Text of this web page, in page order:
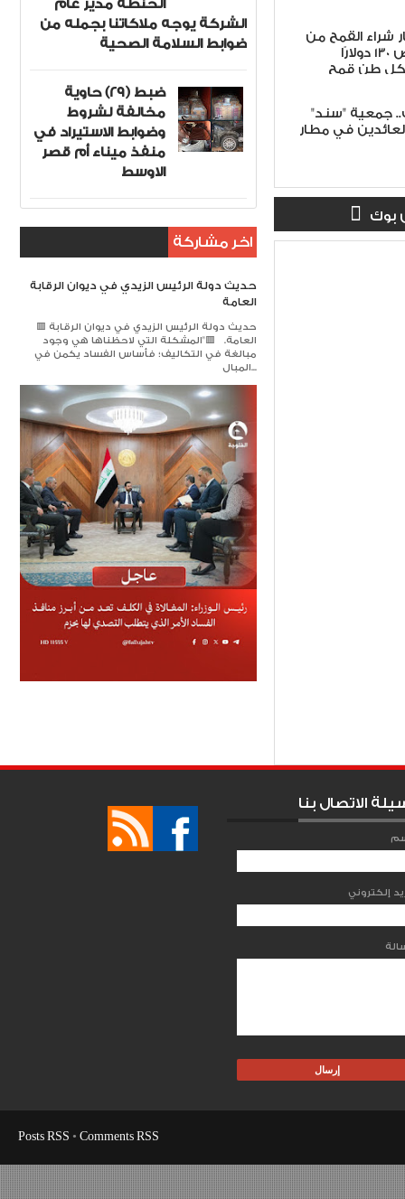
شراء القمح من
المزارعين تخصيص 130 دولارًا
طن قمح
جمعية "سند"
في مطار
بوك
الشركة يوجه ملاكاتنا بجمله من
ضوابط السلامة الصحية
ضبط (29) حاوية
مخالفة لشروط
وضوابط الاستيراد في
منفذ ميناء أم قصر
الاوسط
اخر مشاركة
حديث دولة الرئيس الزيدي في ديوان الرقابة
العامة
🟥 حديث دولة الرئيس الزيدي في ديوان الرقابة
العامة. 🟥​"المشكلة التي لاحظناها هي وجود
مبالغة في التكاليف؛ فأساس الفساد يكمن في
المبال...
الاتصال بنا
Posts RSS • Comments RSS